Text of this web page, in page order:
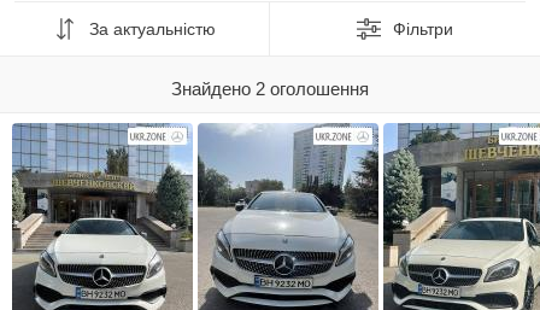
За актуальністю Фільтри
Знайдено 2 оголошення